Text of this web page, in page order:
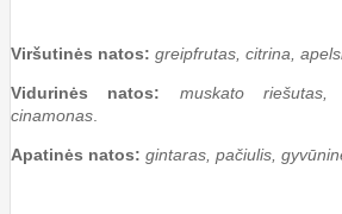
Viršutinės natos: greipfrutas, citrina,
Vidurinės natos:
muskato riešutas,
cinamonas
Apatinės natos: gintaras, pačiulis,